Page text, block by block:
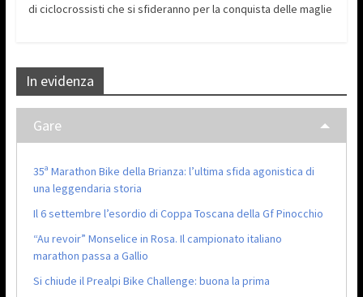
di ciclocrossisti che si sfideranno per la conquista delle maglie
In evidenza
Gare
35ª Marathon Bike della Brianza: l’ultima sfida agonistica di
una leggendaria storia
Il 6 settembre l’esordio di Coppa Toscana della Gf Pinocchio
“Au revoir” Monselice in Rosa. Il campionato italiano
marathon passa a Gallio
Si chiude il Prealpi Bike Challenge: buona la prima